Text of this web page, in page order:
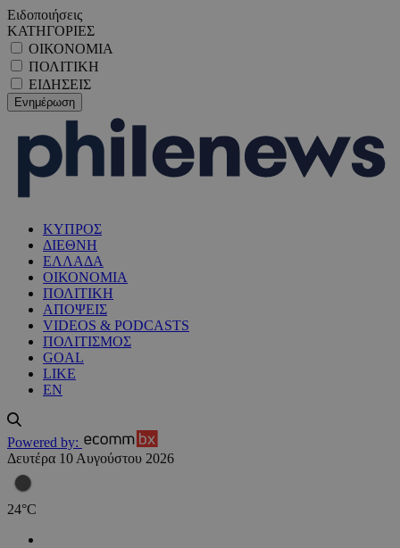
Ειδοποιήσεις
ΚΑΤΗΓΟΡΙΕΣ
ΟΙΚΟΝΟΜΙΑ
ΠΟΛΙΤΙΚΗ
ΕΙΔΗΣΕΙΣ
ΚΥΠΡΟΣ
ΔΙΕΘΝΗ
ΕΛΛΑΔΑ
ΟΙΚΟΝΟΜΙΑ
ΠΟΛΙΤΙΚΗ
ΑΠΟΨΕΙΣ
VIDEOS & PODCASTS
ΠΟΛΙΤΙΣΜΟΣ
GOAL
LIKE
EN
Powered by:
Δευτέρα 10 Αυγούστου 2026
24°C